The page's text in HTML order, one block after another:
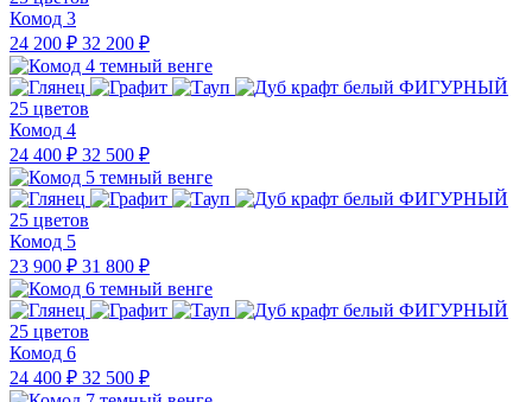
Комод 3
24 200 ₽ 32 200 ₽
25 цветов
Комод 4
24 400 ₽ 32 500 ₽
25 цветов
Комод 5
23 900 ₽ 31 800 ₽
25 цветов
Комод 6
24 400 ₽ 32 500 ₽